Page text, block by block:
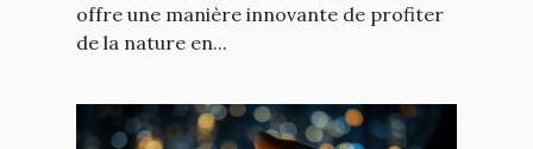
offre une manière innovante de profiter
de la nature en...